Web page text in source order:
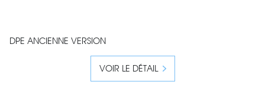
DPE ANCIENNE VERSION
VOIR LE DÉTAIL